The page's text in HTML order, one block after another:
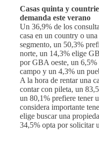
Casas quinta y
demanda este verano
Un 36,9% de los
casa en un country o
segmento, un 50,3%
norte, un 14,3% elige
por GBA oeste, un 6,5%
campo y un 4,3% un
A la hora de rentar una
contar con pileta, un
un 80,1% prefiere tener
considera importante
elige buscar una
34,5% opta por solicitar